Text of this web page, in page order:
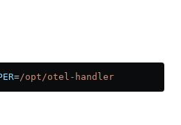
=/opt/otel-handler